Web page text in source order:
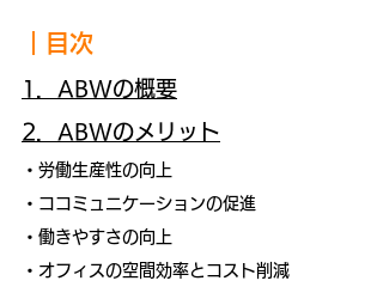
｜目次
1．ABWの概要
2．ABWのメリット
・労働生産性の向上
・ココミュニケーションの促進
・働きやすさの向上
・オフィスの空間効率とコスト削減